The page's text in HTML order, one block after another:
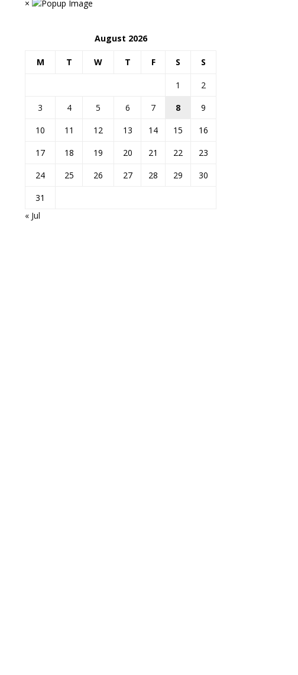
×
August 2026
M T W T F S S
1
2
3
4 5 6 7 8
9
10
11 12 13 14 15
16
17
18 19 20 21 22
23
24
25 26 27 28 29
30
31
« Jul